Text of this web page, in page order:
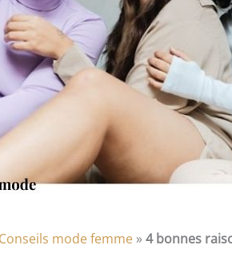
Conseils mode femme»4 bonnes